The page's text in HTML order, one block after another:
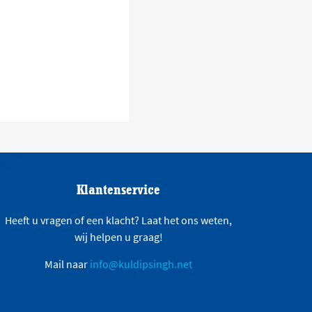
Klantenservice
Heeft u vragen of een klacht? Laat het ons weten,
wij helpen u graag!
Mail naar info@kuldipsingh.net